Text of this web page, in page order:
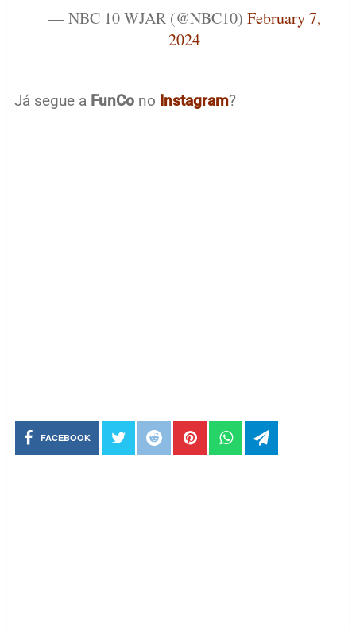
— NBC 10 WJAR (@NBC10) February 7,
2024
Já segue a FunCono Instagram?
FACEBOOK